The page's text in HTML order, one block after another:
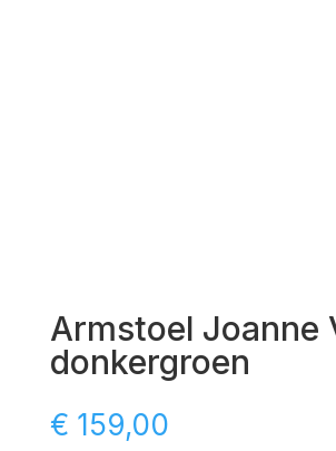
Armstoel Joanne
donkergroen
€ 159,00